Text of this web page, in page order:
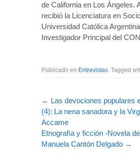
de California en Los Ángeles.
recibió la Licenciatura en
Universidad Católica
Investigador Principal del
Publicado en Entrevistas. Tagged
← Las devociones populares
(4): La nena sanadora y la
Accame
Etnografía y ficción -Novela
Manuela Cantón Delgado →